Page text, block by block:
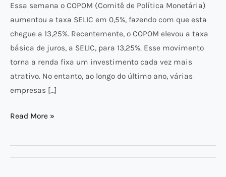
Essa semana o COPOM (Comitê de Política Monetária)
aumentou a taxa SELIC em 0,5%, fazendo com que esta
chegue a 13,25%. Recentemente, o COPOM elevou a taxa
básica de juros, a SELIC, para 13,25%. Esse movimento
torna a renda fixa um investimento cada vez mais
atrativo. No entanto, ao longo do último ano, várias
empresas […]
Read More »